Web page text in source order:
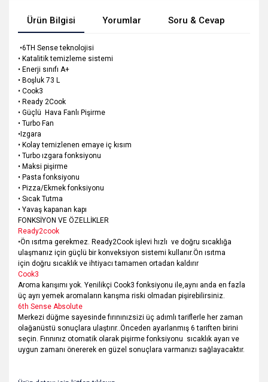
Ürün Bilgisi Yorumlar Soru & Cevap
•6TH Sense teknolojisi
• Katalitik temizleme sistemi
• Enerji sınıfı A+
• Boşluk 73 L
• Cook3
• Ready 2Cook
• Güçlü Hava Fanlı Pişirme
• Turbo Fan
•Izgara
• Kolay temizlenen emaye iç kısım
• Turbo ızgara fonksiyonu
• Maksi pişirme
• Pasta fonksiyonu
• Pizza/Ekmek fonksiyonu
• Sıcak Tutma
• Yavaş kapanan kapı
FONKSİYON VE ÖZELLİKLER
Ready2cook
•Ön ısıtma gerekmez. Ready2Cook işlevi hızlı ve doğru sıcaklığa
ulaşmanız için güçlü bir konveksiyon sistemi kullanır.Ön ısıtma
için doğru sıcaklık ve ihtiyacı tamamen ortadan kaldırır
Cook3
Aroma karışımı yok. Yenilikçi Cook3 fonksiyonu ile,aynı anda en fazla
üç ayrı yemek aromaların karışma riski olmadan pişirebilirsiniz.
6th Sense Absolute
Merkezi düğme sayesinde fırınınızsizi üç adımlı tariflerle her zaman
olağanüstü sonuçlara ulaştırır..Önceden ayarlanmış 6 tariften birini
seçin. Fırınınız otomatik olarak pişirme fonksiyonu sıcaklık ayarı ve
uygun zamanı önererek en güzel sonuçlara varmanızı sağlayacaktır.